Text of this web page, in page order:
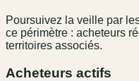
Poursuivez la veille par
ce périmètre : acheteurs
territoires associés.
Acheteurs actifs